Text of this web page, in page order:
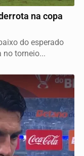
na copa
do esperado
no torneio...